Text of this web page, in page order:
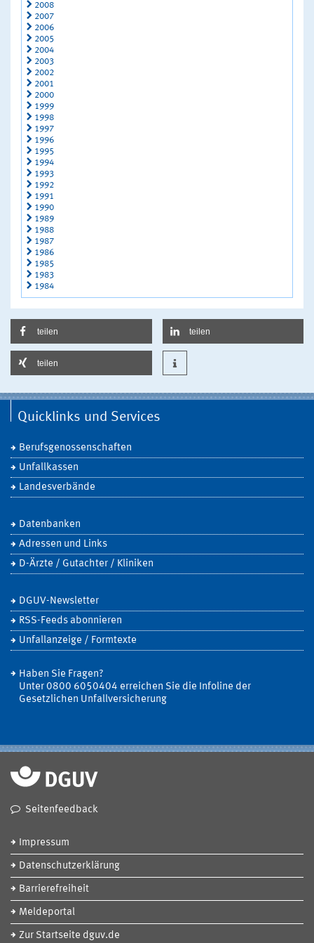
2008
2007
2006
2005
2004
2003
2002
2001
2000
1999
1998
1997
1996
1995
1994
1993
1992
1991
1990
1989
1988
1987
1986
1985
1983
1984
teilen teilen
teilen
Quicklinks und Services
Berufsgenossenschaften
Unfallkassen
Landesverbände
Datenbanken
Adressen und Links
D-Ärzte / Gutachter / Kliniken
DGUV-Newsletter
RSS-Feeds abonnieren
Unfallanzeige / Formtexte
Haben Sie Fragen?
Unter 0800 6050404 erreichen Sie die Infoline der
Gesetzlichen Unfallversicherung
Seitenfeedback
Impressum
Datenschutzerklärung
Barrierefreiheit
Meldeportal
Zur Startseite dguv.de